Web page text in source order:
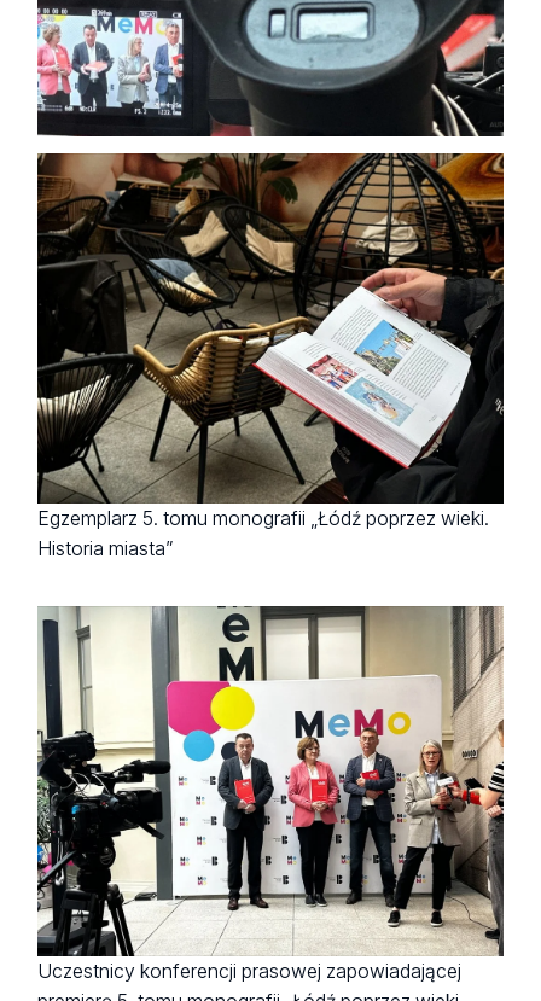
Egzemplarz 5. tomu monografii „Łódź poprzez wieki.
Historia miasta”
Uczestnicy konferencji prasowej zapowiadającej